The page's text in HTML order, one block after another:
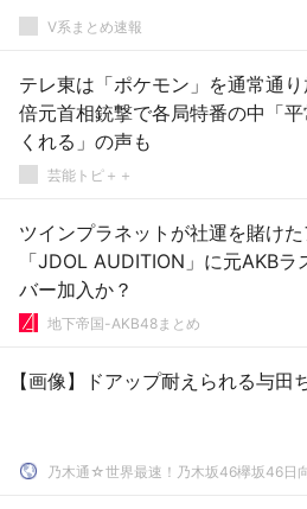
V系まとめ速報
テレ東は「ポケモン」を通常通
倍元首相銃撃で各局特番の中「
くれる」の声も
芸能トピ＋＋
ツインプラネットが社運を賭け
「JDOL AUDITION」に元AKBラ
バー加入か？
地下帝国-AKB48まとめ
【画像】ドアップ耐えられる与田